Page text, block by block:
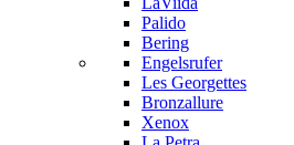
Palido
Bering
Engelsrufer
Les Georgettes
Bronzallure
Xenox